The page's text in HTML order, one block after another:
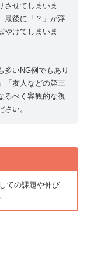
させてしまいま
最後に「？」が浮
やけてしまいま
多いNG例でもあり
「友人などの第三
るべく客観的な視
い。
ての課題や伸び